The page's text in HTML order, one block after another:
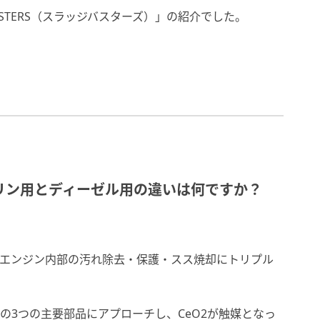
（スラッジバスターズ）」の紹介でした。
用とディーゼル用の違いは何ですか？
ンジン内部の汚れ除去・保護・スス焼却にトリプル
3つの主要部品にアプローチし、CeO2が触媒となっ